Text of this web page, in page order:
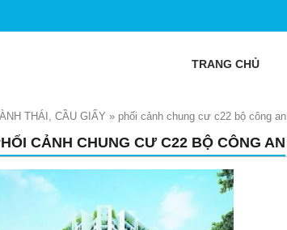
TRANG CHỦ
THÁI, CẦU GIẤY » phối cảnh chung cư c22 bộ công an
CẢNH CHUNG CƯ C22 BỘ CÔNG AN